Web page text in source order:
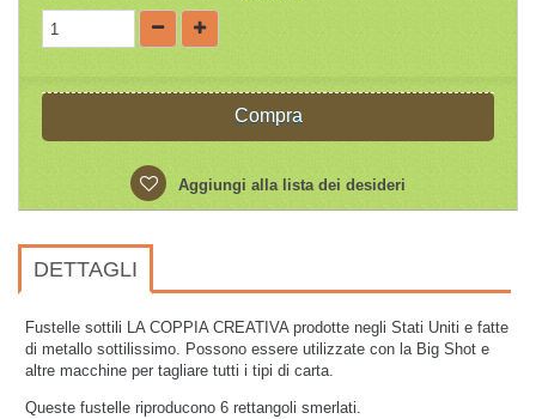
Compra
Aggiungi alla lista dei desideri
DETTAGLI
Fustelle sottili LA COPPIA CREATIVA prodotte negli Stati Uniti e fatte
di metallo sottilissimo. Possono essere utilizzate con la Big Shot e
altre macchine per tagliare tutti i tipi di carta.
Queste fustelle riproducono 6 rettangoli smerlati.